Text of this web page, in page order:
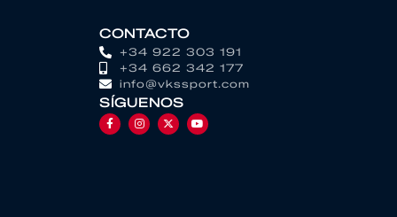
CONTACTO
+34 922 303 191
+34 662 342 177
info@vkssport.com
SÍGUENOS